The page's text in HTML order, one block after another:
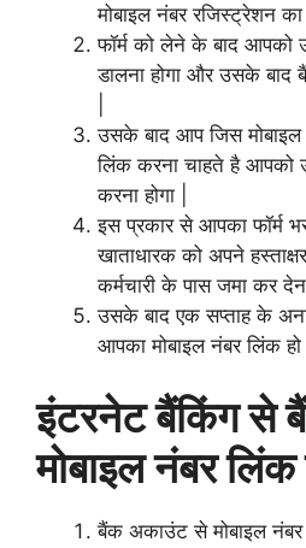
मोबाइल नंबर रजिस्ट्रेशन का
फॉर्म को लेने के बाद आपको
डालना होगा और उसके बाद
उसके बाद आप जिस
लिंक करना चाहते है आपको
करना होगा |
इस प्रकार से आपका फॉर्म
खाताधारक को अपने
कर्मचारी के पास जमा कर देना
उसके बाद एक सप्ताह के
आपका मोबाइल नंबर लिंक हो
इंटरनेट बैंकिंग से
मोबाइल नंबर
बैंक अकाउंट से मोबाइल